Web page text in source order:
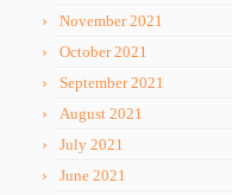
November 2021
October 2021
September 2021
August 2021
July 2021
June 2021